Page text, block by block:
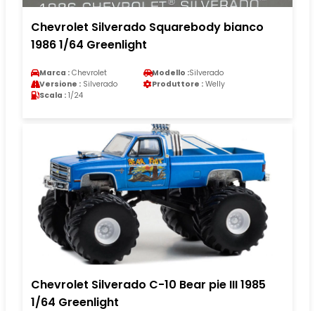
Chevrolet Silverado Squarebody bianco
1986 1/64 Greenlight
Marca : Chevrolet Modello :Silverado
Versione : Silverado Produttore : Welly
Scala : 1/24
Chevrolet Silverado C-10 Bear pie III 1985
1/64 Greenlight